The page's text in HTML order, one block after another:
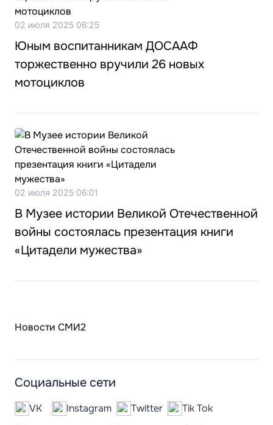
02 июля 2025 06:25
Юным воспитанникам ДОСААФ
торжественно вручили 26 новых
мотоциклов
02 июля 2025 06:01
В Музее истории Великой Отечественной
войны состоялась презентация книги
«Цитадели мужества»
Новости СМИ2
Социальные сети
VK Instagram Twitter
Tik Tok